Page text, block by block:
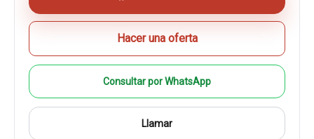
Hacer una oferta
Consultar por WhatsApp
Llamar